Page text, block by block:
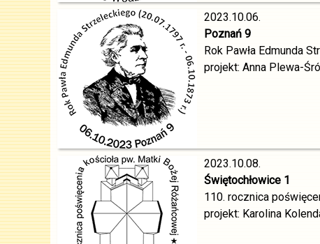
2023.10.06.
Poznań 9
Rok Pawła Edmunda
projekt: Anna Plewa-
2023.10.08.
Świętochłowice 1
110. rocznica
projekt: Karolina